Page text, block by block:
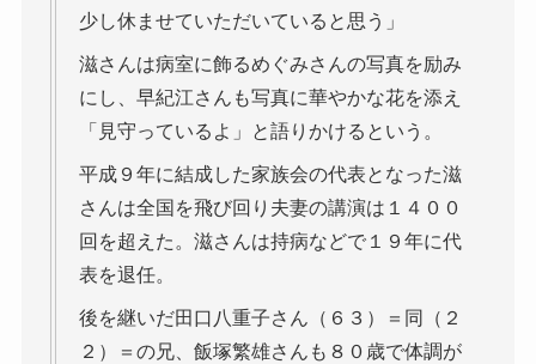
少し休ませていただいていると思う」
滋さんは病室に飾るめぐみさんの写真を励み
にし、早紀江さんも写真に華やかな花を添え
「見守っているよ」と語りかけるという。
平成９年に結成した家族会の代表となった滋
さんは全国を飛び回り夫妻の講演は１４００
回を超えた。滋さんは持病などで１９年に代
表を退任。
後を継いだ田口八重子さん（６３）＝同（２
２）＝の兄、飯塚繁雄さんも８０歳で体調が